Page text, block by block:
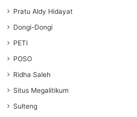
Pratu Aldy Hidayat
Dongi-Dongi
PETI
POSO
Ridha Saleh
Situs Megalitikum
Sulteng